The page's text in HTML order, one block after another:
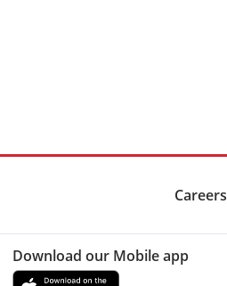
Careers
Download our Mobile app